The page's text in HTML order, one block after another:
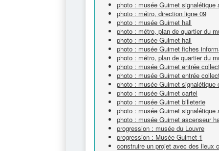
photo : musée Guimet signalétique
photo : métro, direction ligne 09
photo : musée Guimet hall
photo : métro, plan de quartier du
photo : musée Guimet hall
photo : musée Guimet fiches
photo : métro, plan de quartier du
photo : musée Guimet entrée
photo : musée Guimet entrée
photo : musée Guimet signalétique
photo : musée Guimet cartel
photo : musée Guimet billeterie
photo : musée Guimet signalétique
photo : musée Guimet ascenseur
progression : musée du Louvre
progression : Musée Guimet 1
construire un projet avec des lieux